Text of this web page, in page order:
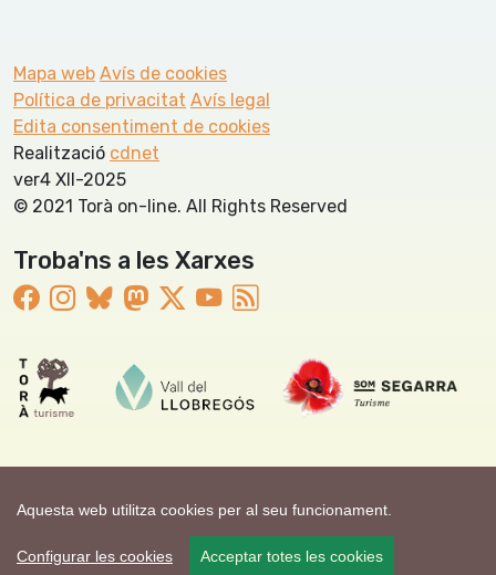
Aquesta web utilitza cookies per al seu funcionament.
Configurar les cookies Acceptar totes les cookies
Mapa web Avís de cookies
Política de privacitat Avís legal
Edita consentiment de cookies
Realització cdnet
ver4 XII-2025
© 2021 Torà on-line. All Rights Reserved
Troba'ns a les Xarxes